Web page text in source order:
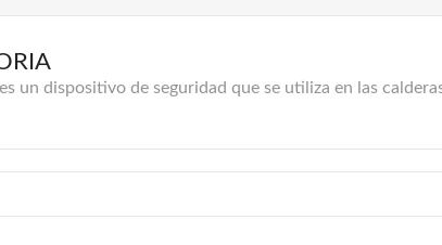
un dispositivo de seguridad que se utiliza en las